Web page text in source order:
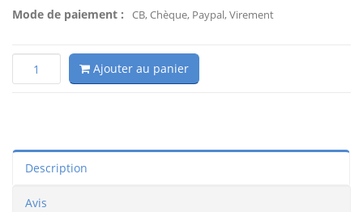
Mode de paiement : CB, Chèque, Paypal, Virement
Ajouter au panier
Description
Avis